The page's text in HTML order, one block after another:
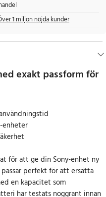
1 miljon nöjda kunder
exakt passform för
för att ge din Sony-enhet ny
perfekt för att ersätta
en kapacitet som
har testats noggrant innan